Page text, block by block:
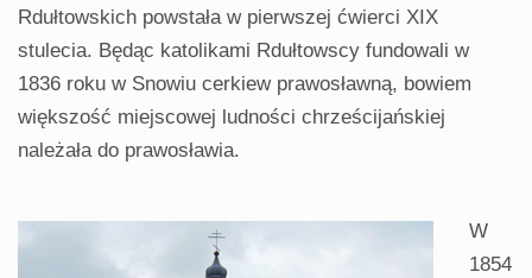
Rdułtowskich powstała w pierwszej ćwierci XIX
stulecia. Będąc katolikami Rdułtowscy fundowali w
1836 roku w Snowiu cerkiew prawosławną, bowiem
większość miejscowej ludności chrześcijańskiej
należała do prawosławia.
W
1854